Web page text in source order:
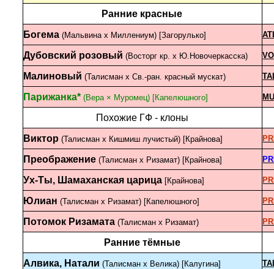
Ранние красные
Богема (Мальвина х Миллениум) [Загорулько]
Дубовский розовый (Восторг кр. х Ю.Новочеркасска)
Малиновый(Талисман х Св.-ран. красный мускат)
Парижанка* (Вера × Муромец) [Капелюшного]
Похожие ГФ - клоны
Виктор (Талисман х Кишмиш лучистый) [Крайнова]
Преображение(Талисман х Ризамат) [Крайнова]
Ух-Ты, Шамаханская царица [Крайнова]
Юлиан (Талисман х Ризамат) [Капелюшного]
Потомок Ризамата (Талисман х Ризамат)
Ранние тёмные
Алвика, Натали(Талисман х Велика) [Калугина]